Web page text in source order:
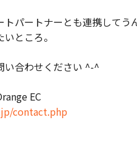
パートナーとも連携して
ところ。
い合わせください ^-^
EC
contact.php